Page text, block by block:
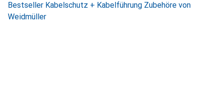
Bestseller Kabelschutz + Kabelführung Zubehöre von
Weidmüller